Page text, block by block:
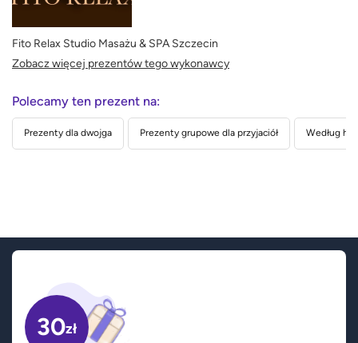
Fito Relax Studio Masażu & SPA Szczecin
Zobacz więcej prezentów tego wykonawcy
Polecamy ten prezent na:
Prezenty dla dwojga Prezenty grupowe dla przyjaciół Według
30zł